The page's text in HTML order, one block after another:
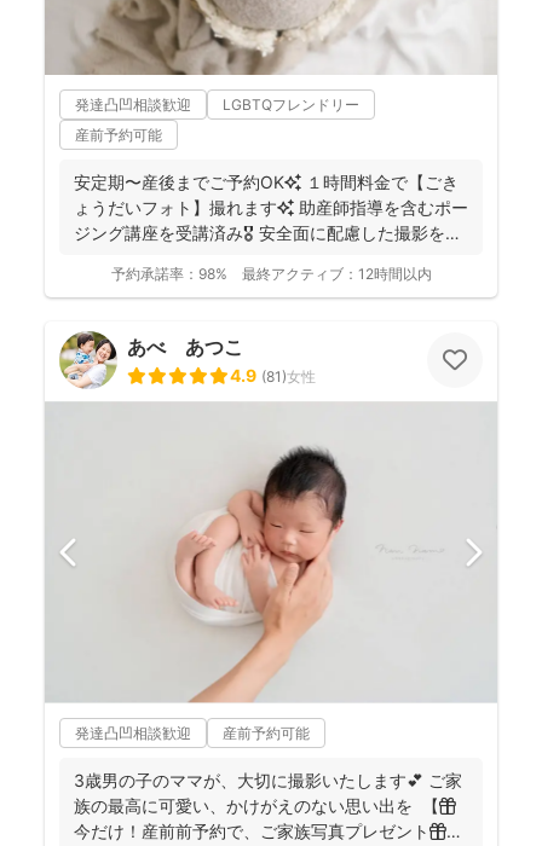
発達凸凹相談歓迎
LGBTQフレンドリー
産前予約可能
安定期〜産後までご予約OK✨ １時間料金で【ごき
ょうだいフォト】撮れます✨ 助産師指導を含むポー
ジング講座を受講済み🎖️ 安全面に配慮した撮影を行
予約承諾率： 98% 最終アクティブ： 12時間以内
あべ あつこ
4.9 (81)女性
発達凸凹相談歓迎 産前予約可能
3歳男の子のママが、大切に撮影いたします💕 ご家
族の最高に可愛い、かけがえのない思い出を 【🎁
今だけ！産前前予約で、ご家族写真プレゼント🎁】